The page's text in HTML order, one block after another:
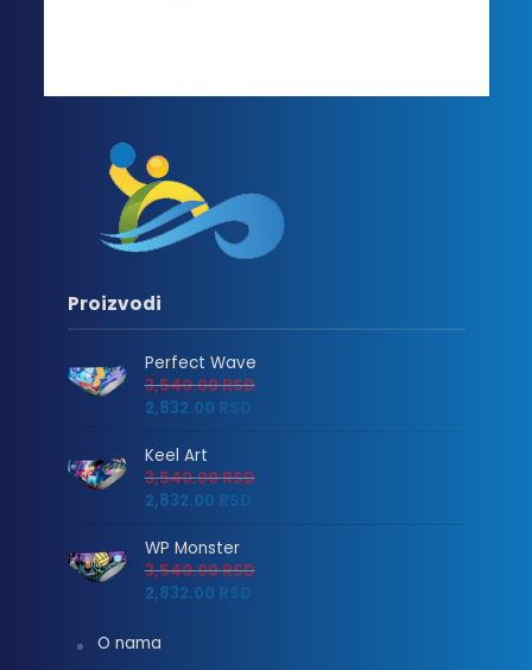
Proizvodi
Perfect Wave
3,540.00RSD
2,832.00 RSD
Keel Art
3,540.00RSD
2,832.00 RSD
WP Monster
3,540.00RSD
2,832.00 RSD
O nama